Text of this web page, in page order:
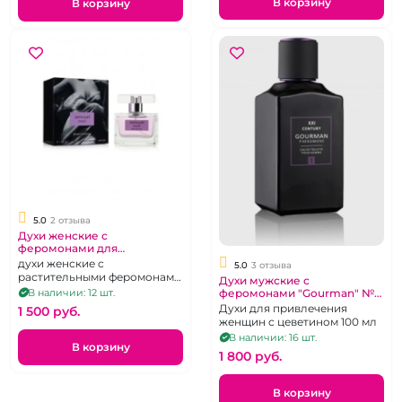
В корзину
5.0 2 отзыва
Духи женские с
феромонами для
привлечения мужчин
"Sensual" Touch
духи женские с
растительными феромонами
Цеветин, 55 мл
В наличии: 12 шт.
1 500 pуб.
В корзину
5.0 3 отзыва
Духи мужские с
феромонами "Gourman" №1
100 мл
Духи для привлечения
женщин с цеветином 100 мл
В наличии: 16 шт.
1 800 pуб.
В корзину